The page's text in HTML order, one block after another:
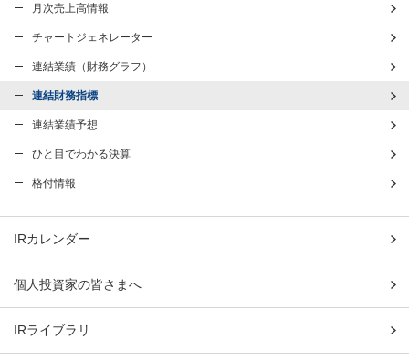
月次売上高情報
チャートジェネレーター
連結業績（財務グラフ）
連結財務指標
連結業績予想
ひと目でわかる決算
格付情報
IRカレンダー
個人投資家の皆さまへ
IRライブラリ